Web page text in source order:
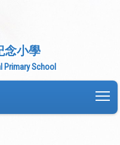
念小學
Primary School